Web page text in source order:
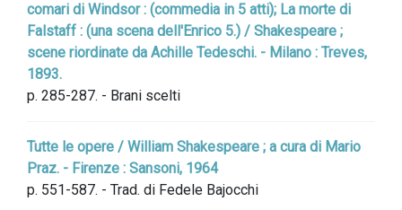
comari di Windsor : (commedia in 5 atti); La morte di
Falstaff : (una scena dell'Enrico 5.) / Shakespeare ;
scene riordinate da Achille Tedeschi. - Milano : Treves,
1893.
p. 285-287. - Brani scelti
Tutte le opere / William Shakespeare ; a cura di Mario
Praz. - Firenze : Sansoni, 1964
p. 551-587. - Trad. di Fedele Bajocchi